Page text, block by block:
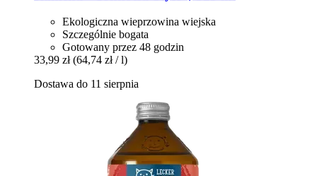
Ekologiczna wieprzowina wiejska
Szczególnie bogata
Gotowany przez 48 godzin
33,99 zł (64,74 zł / l)
Dostawa do 11 sierpnia